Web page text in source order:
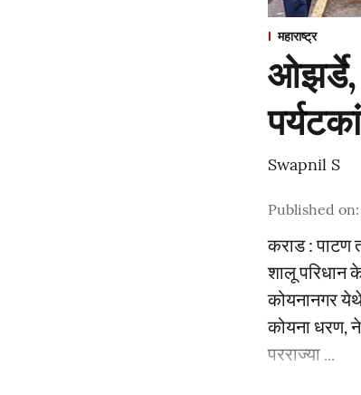
महाराष्ट्र
ओझर्डे,
Swapnil S
Published on:
कराड : पाटण
शालू परिधान
कोयनानगर येथे
कोयना धरण,
परराज्या ...